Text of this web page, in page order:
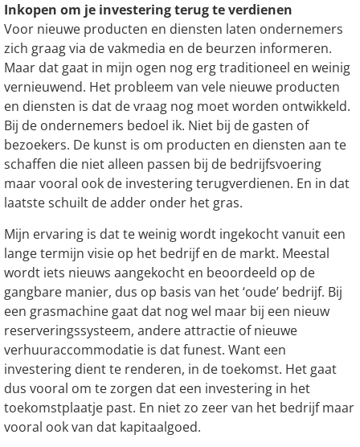
Inkopen om je investering terug te verdienen
Voor nieuwe producten en diensten laten ondernemers
zich graag via de vakmedia en de beurzen informeren.
Maar dat gaat in mijn ogen nog erg traditioneel en weinig
vernieuwend. Het probleem van vele nieuwe producten
en diensten is dat de vraag nog moet worden ontwikkeld.
Bij de ondernemers bedoel ik. Niet bij de gasten of
bezoekers. De kunst is om producten en diensten aan te
schaffen die niet alleen passen bij de bedrijfsvoering
maar vooral ook de investering terugverdienen. En in dat
laatste schuilt de adder onder het gras.
Mijn ervaring is dat te weinig wordt ingekocht vanuit een
lange termijn visie op het bedrijf en de markt. Meestal
wordt iets nieuws aangekocht en beoordeeld op de
gangbare manier, dus op basis van het ‘oude’ bedrijf. Bij
een grasmachine gaat dat nog wel maar bij een nieuw
reserveringssysteem, andere attractie of nieuwe
verhuuraccommodatie is dat funest. Want een
investering dient te renderen, in de toekomst. Het gaat
dus vooral om te zorgen dat een investering in het
toekomstplaatje past. En niet zo zeer van het bedrijf maar
vooral ook van dat kapitaalgoed.